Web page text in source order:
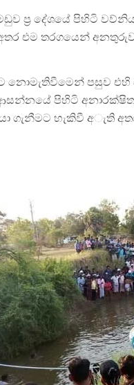
ප්‍ර දේශයේ පිහිටි
එම තරගයෙන්
නොමැතිවීමෙන් පසුව
ආසන්නයේ පිහිටි
ගැනීමට හැකිවී අැති